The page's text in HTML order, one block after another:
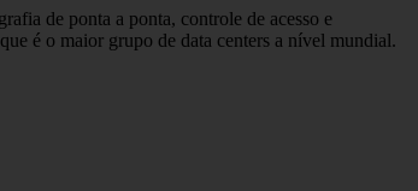
de ponta a ponta, controle de acesso e
é o maior grupo de data centers a nível mundial.